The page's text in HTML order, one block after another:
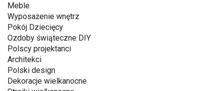
Meble
Wyposażenie wnętrz
Pokój Dziecięcy
Ozdoby świąteczne DIY
Polscy projektanci
Architekci
Polski design
Dekoracje wielkanocne